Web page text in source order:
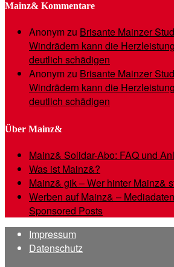
Mainz& Kommentare
Anonymzu Brisante Mainzer
Windrädern kann die
deutlich schädigen
Anonymzu Brisante Mainzer
Windrädern kann die
deutlich schädigen
Über Mainz&
Mainz& Solidar-Abo: FAQ und
Was ist Mainz&?
Mainz& gik – Wer hinter Mainz&
Werben auf Mainz& –
Sponsored Posts
Impressum
Datenschutz